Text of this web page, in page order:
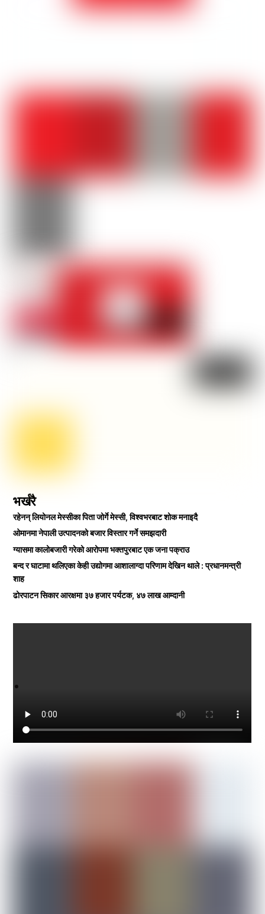
भर्खरै
रहेनन् लियोनल मेस्सीका पिता जोर्गे मेस्सी, विश्वभरबाट शोक मनाइदै
ओमानमा नेपाली उत्पादनको बजार विस्तार गर्ने समझदारी
ग्यासमा कालोबजारी गरेको आरोपमा भक्तपुरबाट एक जना पक्राउ
बन्द र घाटामा थलिएका केही उद्योगमा आशालाग्दा परिणाम देखिन थाले : प्रधानमन्त्री
शाह
ढोरपाटन सिकार आरक्षमा ३७ हजार पर्यटक, ४७ लाख आम्दानी